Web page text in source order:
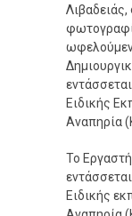
Λιβαδειάς,
Ειδικής
Αναπηρία
Το
Ειδικής